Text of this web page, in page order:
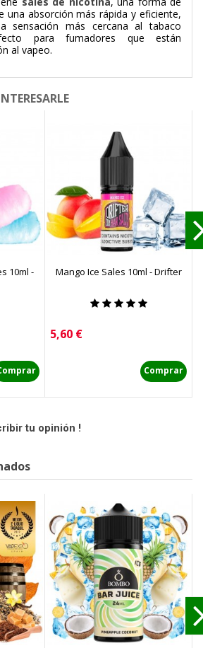
una absorción más rápida y eficiente,
sensación más cercana al tabaco
para fumadores que están
al vapeo.
10ml -
Mango Ice Sales 10ml - Drifter
Precio
5,60 €
Comprar
tu opinión !